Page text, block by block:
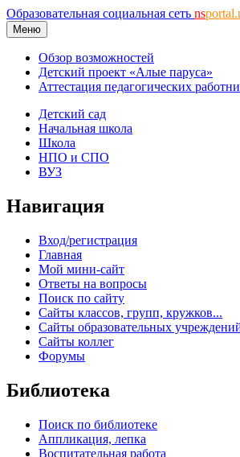
Образовательная социальная сеть ns
Меню
Обзор возможностей
Детский проект «Алые паруса»
Аттестация педагогических
Детский сад
Начальная школа
Школа
НПО и СПО
ВУЗ
Навигация
Вход/регистрация
Главная
Мой мини-сайт
Ответы на вопросы
Поиск по сайту
Сайты классов, групп, кружков...
Сайты образовательных
Сайты коллег
Форумы
Библиотека
Поиск по библиотеке
Аппликация, лепка
Воспитательная работа